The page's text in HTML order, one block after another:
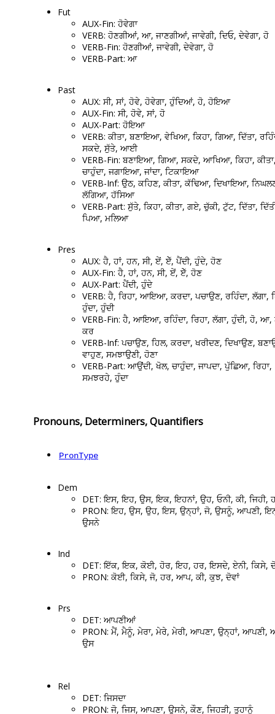
Fut
AUX-Fin: ਹੋਵੇਗਾ
VERB: ਹੋਣਗੀਆਂ, ਆ, ਜਾਣਗੀਆਂ, ਜਾਵੇਗੀ, ਦਿਓ, ਦੇਵੇਗਾ, ਹੋ
VERB-Fin: ਹੋਣਗੀਆਂ, ਜਾਵੇਗੀ, ਦੇਵੇਗਾ, ਹੋ
VERB-Part: ਆ
Past
AUX: ਸੀ, ਸਾਂ, ਹੋਵੇ, ਹੋਵੇਗਾ, ਹੁੰਦਿਆਂ, ਹੋ, ਹੋਇਆ
AUX-Fin: ਸੀ, ਹੋਵੇ, ਸਾਂ, ਹੋ
AUX-Part: ਹੋਇਆ
VERB: ਕੀਤਾ, ਬਣਾਇਆ, ਵੇਖਿਆ, ਕਿਹਾ, ਗਿਆ, ਦਿੱਤਾ,
ਸਕਦੇ, ਸੁੱਤੇ, ਆਈ
VERB-Fin: ਬਣਾਇਆ, ਗਿਆ, ਸਕਦੇ, ਆਖਿਆ, ਕਿਹਾ,
ਚਾਹੁੰਦਾ, ਜਗਾਇਆ, ਜਾਂਦਾ, ਟਿਕਾਇਆ
VERB-Inf: ਉਠ, ਕਹਿਣ, ਕੀਤਾ, ਕੱਢਿਆ, ਦਿਖਾਇਆ,
ਲੱਗਿਆ, ਹੱਸਿਆ
VERB-Part: ਸੁੱਤੇ, ਕਿਹਾ, ਕੀਤਾ, ਗਏ, ਚੁੱਕੀ, ਟੁੱਟ, ਦਿੱਤਾ,
ਪਿਆ, ਮਲਿਆ
Pres
AUX: ਹੈ, ਹਾਂ, ਹਨ, ਸੀ, ਏਂ, ਏੱ, ਪੈਂਦੀ, ਹੁੰਦੇ, ਹੋਣ
AUX-Fin: ਹੈ, ਹਾਂ, ਹਨ, ਸੀ, ਏਂ, ਏੱ, ਹੋਣ
AUX-Part: ਪੈਂਦੀ, ਹੁੰਦੇ
VERB: ਹੈ, ਰਿਹਾ, ਆਇਆ, ਕਰਦਾ, ਪਚਾਉਣ, ਰਹਿੰਦਾ, ਲੱਗਾ,
ਹੁੰਦਾ, ਹੁੰਦੀ
VERB-Fin: ਹੈ, ਆਇਆ, ਰਹਿੰਦਾ, ਰਿਹਾ, ਲੱਗਾ, ਹੁੰਦੀ, ਹੋ,
ਕਰ
VERB-Inf: ਪਚਾਉਣ, ਹਿਲ, ਕਰਦਾ, ਖਰੀਦਣ, ਦਿਖਾਉਣ,
ਵਾਹੁਣ, ਸਮਝਾਉਣੀ, ਹੋਣਾ
VERB-Part: ਆਉਂਦੀ, ਖੋਲ, ਚਾਹੁੰਦਾ, ਜਾਪਦਾ, ਪੁੱਛਿਆ, ਰਿਹਾ,
ਸਮਝਰਹੇ, ਹੁੰਦਾ
Pronouns, Determiners, Quantifiers
PronType
Dem
DET: ਇਸ, ਇਹ, ਉਸ, ਇਕ, ਇਹਨਾਂ, ਉਹ, ਓਨੀ, ਕੀ, ਜਿਹੀ,
PRON: ਇਹ, ਉਸ, ਉਹ, ਇਸ, ਉਨ੍ਹਾਂ, ਜੋ, ਉਸਨੂੰ, ਆਪਣੀ,
ਉਸਨੇ
Ind
DET: ਇੱਕ, ਇਕ, ਕੋਈ, ਹੋਰ, ਇਹ, ਹਰ, ਇਸਦੇ, ਏਨੀ, ਕਿਸੇ,
PRON: ਕੋਈ, ਕਿਸੇ, ਜੋ, ਹਰ, ਆਪ, ਕੀ, ਕੁਝ, ਦੋਵਾਂ
Prs
DET: ਆਪਣੀਆਂ
PRON: ਮੈਂ, ਮੈਨੂੰ, ਮੇਰਾ, ਮੇਰੇ, ਮੇਰੀ, ਆਪਣਾ, ਉਨ੍ਹਾਂ, ਆਪਣੀ,
ਉਸ
Rel
DET: ਜਿਸਦਾ
PRON: ਜੋ, ਜਿਸ, ਆਪਣਾ, ਉਸਨੇ, ਕੌਣ, ਜਿਹੜੀ, ਤੁਹਾਨੂੰ